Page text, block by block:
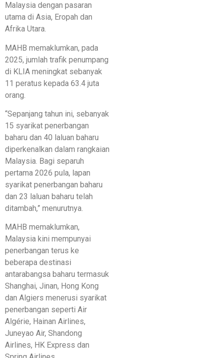
Malaysia dengan pasaran
utama di Asia, Eropah dan
Afrika Utara.
MAHB memaklumkan, pada
2025, jumlah trafik penumpang
di KLIA meningkat sebanyak
11 peratus kepada 63.4 juta
orang.
“Sepanjang tahun ini, sebanyak
15 syarikat penerbangan
baharu dan 40 laluan baharu
diperkenalkan dalam rangkaian
Malaysia. Bagi separuh
pertama 2026 pula, lapan
syarikat penerbangan baharu
dan 23 laluan baharu telah
ditambah,” menurutnya.
MAHB memaklumkan,
Malaysia kini mempunyai
penerbangan terus ke
beberapa destinasi
antarabangsa baharu termasuk
Shanghai, Jinan, Hong Kong
dan Algiers menerusi syarikat
penerbangan seperti Air
Algérie, Hainan Airlines,
Juneyao Air, Shandong
Airlines, HK Express dan